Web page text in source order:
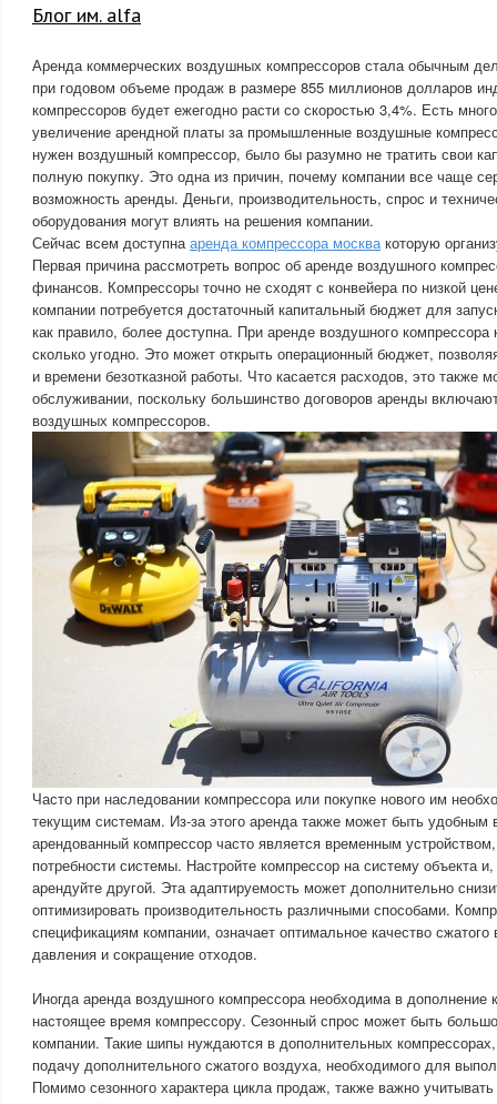
Блог им. alfa
Аренда коммерческих воздушных компрессоров стала обычным
при годовом объеме продаж в размере 855 миллионов долларов
компрессоров будет ежегодно расти со скоростью 3,4%. Есть
увеличение арендной платы за промышленные воздушные
нужен воздушный компрессор, было бы разумно не тратить свои
полную покупку. Это одна из причин, почему компании все чаще
возможность аренды. Деньги, производительность, спрос и
оборудования могут влиять на решения компании.
Сейчас всем доступнааренда компрессора москвакоторую
Первая причина рассмотреть вопрос об аренде воздушного
финансов. Компрессоры точно не сходят с конвейера по низкой
компании потребуется достаточный капитальный бюджет для
как правило, более доступна. При аренде воздушного компрессора
сколько угодно. Это может открыть операционный бюджет,
и времени безотказной работы. Что касается расходов, это также
обслуживании, поскольку большинство договоров аренды
воздушных компрессоров.
Часто при наследовании компрессора или покупке нового им
текущим системам. Из-за этого аренда также может быть удобным
арендованный компрессор часто является временным
потребности системы. Настройте компрессор на систему объекта
арендуйте другой. Эта адаптируемость может дополнительно
оптимизировать производительность различными способами.
спецификациям компании, означает оптимальное качество
давления и сокращение отходов.
Иногда аренда воздушного компрессора необходима в дополнение
настоящее время компрессору. Сезонный спрос может быть
компании. Такие шипы нуждаются в дополнительных компрессорах,
подачу дополнительного сжатого воздуха, необходимого для
Помимо сезонного характера цикла продаж, также важно